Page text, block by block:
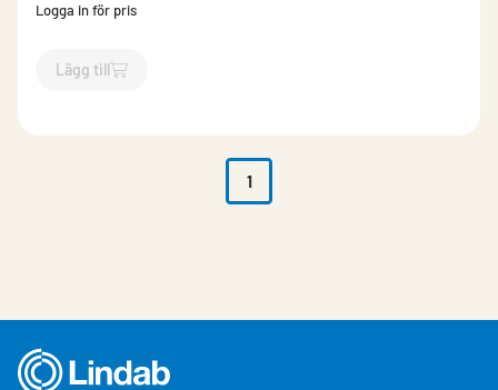
Logga in för pris
Lägg till
`$Lägg till
1